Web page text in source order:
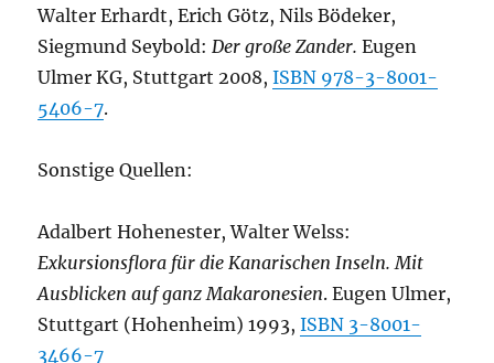
Walter Erhardt, Erich Götz, Nils Bödeker,
Siegmund Seybold: Der große Zander. Eugen
Ulmer KG, Stuttgart 2008,ISBN 978-3-8001-
5406-7.
Sonstige Quellen:
Adalbert Hohenester, Walter Welss:
Exkursionsflora für die Kanarischen Inseln. Mit
Ausblicken auf ganz Makaronesien. Eugen Ulmer,
Stuttgart (Hohenheim) 1993,ISBN 3-8001-
3466-7